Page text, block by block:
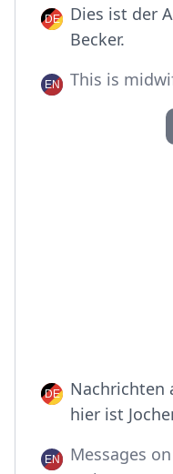
Dies ist der
Becker.
This is
Nachrichten
hier ist
Messages